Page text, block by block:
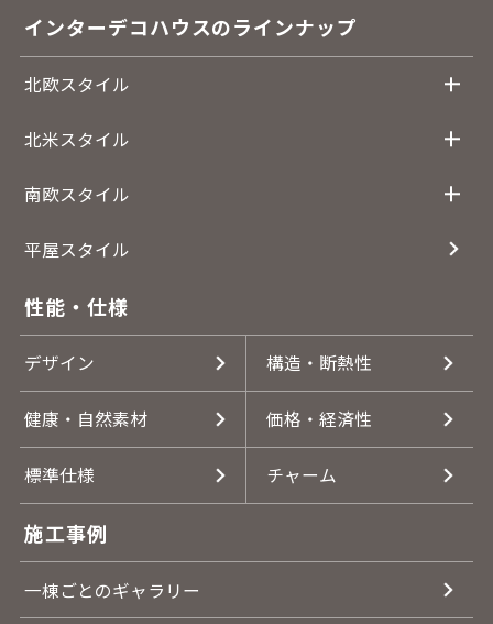
インターデコハウスのラインナップ
北欧スタイル
北米スタイル
南欧スタイル
平屋スタイル
性能・仕様
デザイン 構造・断熱性
健康・自然素材 価格・経済性
標準仕様 チャーム
施工事例
一棟ごとのギャラリー